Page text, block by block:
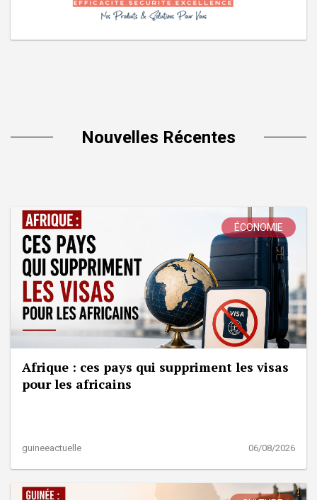
Nouvelles Récentes
ÉCONOMIE
Afrique : ces pays qui suppriment les visas
pour les africains
guineeactuelle 06/08/2026